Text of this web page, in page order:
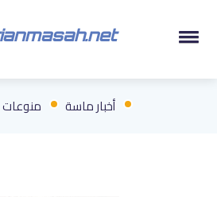
أخبار ماسة منوعات